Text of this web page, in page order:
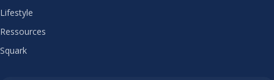
Lifestyle
Ressources
Squark